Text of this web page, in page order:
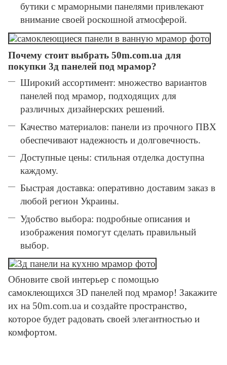
бутики с мраморными панелями привлекают
внимание своей роскошной атмосферой.
Почему стоит выбрать 50m.com.ua для
покупки 3д панелей под мрамор?
Широкий ассортимент: множество вариантов
панелей под мрамор, подходящих для
различных дизайнерских решений.
Качество материалов: панели из прочного ПВХ
обеспечивают надежность и долговечность.
Доступные цены: стильная отделка доступна
каждому.
Быстрая доставка: оперативно доставим заказ в
любой регион Украины.
Удобство выбора: подробные описания и
изображения помогут сделать правильный
выбор.
Обновите свой интерьер с помощью
самоклеющихся 3D панелей под мрамор! Закажите
их на 50m.com.ua и создайте пространство,
которое будет радовать своей элегантностью и
комфортом.